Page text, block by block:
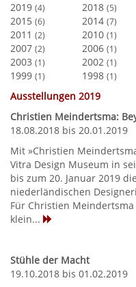
2019 (4) 2018 (5)
2015 (6) 2014 (7)
2011 (2) 2010 (1)
2007 (2) 2006 (1)
2003 (1) 2002 (1)
1999 (1) 1998 (1)
Ausstellungen 2019
Christien Meindertsma:
18.08.2018 bis 20.01.2019
Mit »Christien
Vitra Design Museum in
bis zum 20. Januar 2019
niederländischen
Für Christien
klein...
Stühle der Macht
19.10.2018 bis 01.02.2019